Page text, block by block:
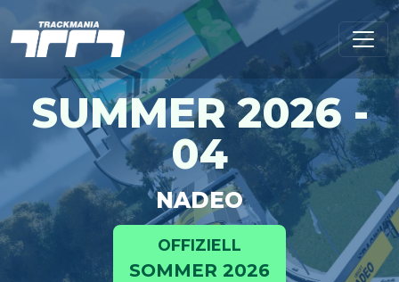
SUMMER 2026 -
04
NADEO
OFFIZIELL
SOMMER 2026